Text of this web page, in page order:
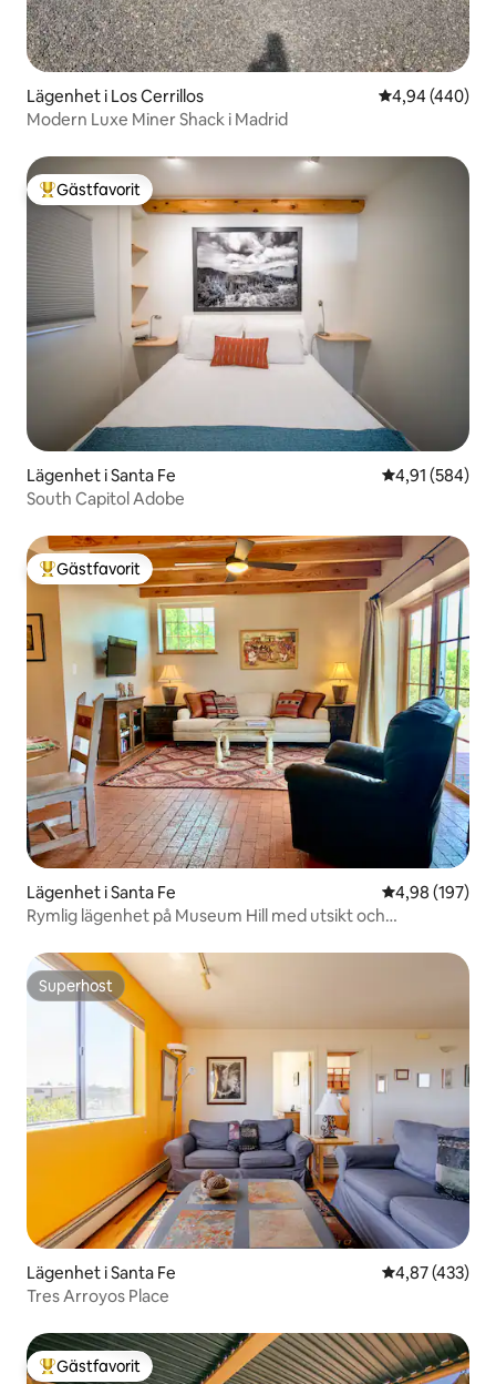
Lägenhet i Los Cerrillos 4,94 av 5 i
4,94 (440)
Modern Luxe Miner Shack i Madrid
Populär gästfavorit
Gästfavorit
Lägenhet i Santa Fe 4,91 av 5 i
4,91 (584)
South Capitol Adobe
Populär gästfavorit
Gästfavorit
Lägenhet i Santa Fe 4,98 av 5 i
4,98 (197)
Rymlig lägenhet på Museum Hill med utsikt och
Superhost
Superhost
Lägenhet i Santa Fe 4,87 av 5 i
4,87 (433)
Tres Arroyos Place
Populär gästfavorit
Gästfavorit